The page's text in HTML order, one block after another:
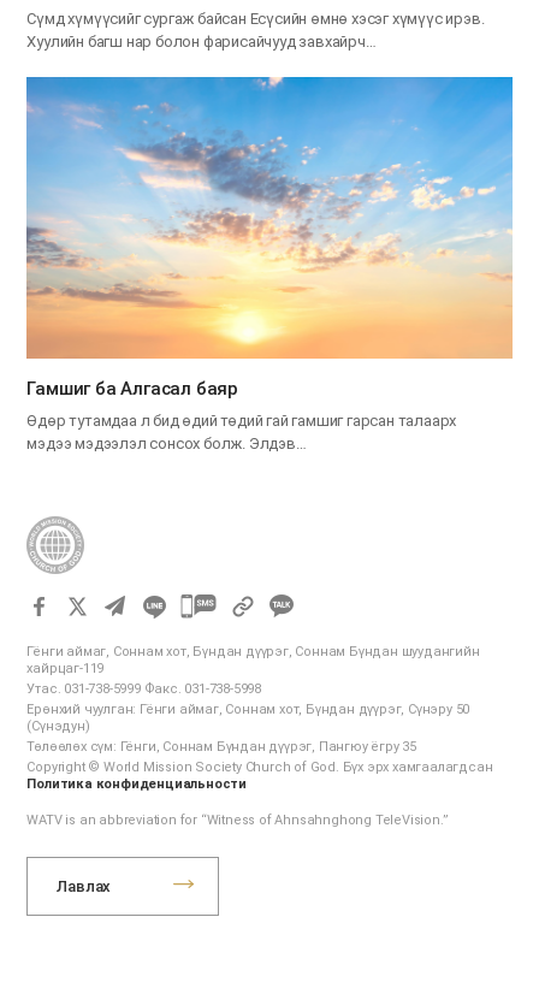
Сүмд хүмүүсийг сургаж байсан Есүсийн өмнө хэсэг хүмүүс ирэв.
Хуулийн багш нар болон фарисайчууд завхайрч…
Гамшиг ба Алгасал баяр
Өдөр тутамдаа л бид өдий төдий гай гамшиг гарсан талаарх
мэдээ мэдээлэл сонсох болж. Элдэв…
카
오
공
유
하
기
Гёнги аймаг, Соннам хот, Бүндан дүүрэг, Соннам Бүндан шуудангийн
хайрцаг-119
Утас. 031-738-5999 Факс. 031-738-5998
Ерөнхий чуулган: Гёнги аймаг, Соннам хот, Бүндан дүүрэг, Сүнэру 50
(Сүнэдун)
Төлөөлөх сүм: Гёнги, Соннам Бүндан дүүрэг, Пангюу ёгру 35
Copyright © World Mission Society Church of God. Бүх эрх хамгаалагдсан
Политика конфиденциальности
WATV is an abbreviation for “Witness of Ahnsahnghong TeleVision.”
Лавлах